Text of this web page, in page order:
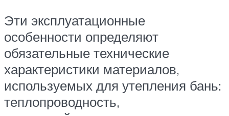
Эти эксплуатационные
особенности определяют
обязательные технические
характеристики материалов,
используемых для утепления бань:
теплопроводность,